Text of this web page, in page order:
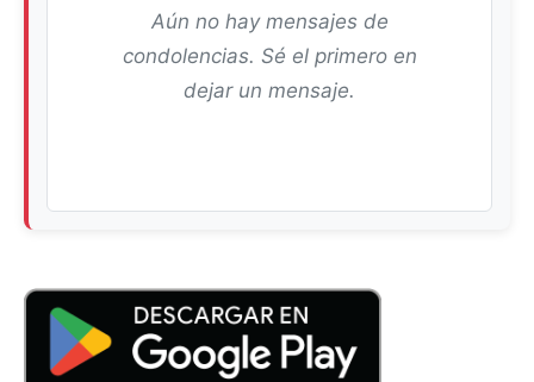
Aún no hay mensajes de
condolencias. Sé el primero en
dejar un mensaje.